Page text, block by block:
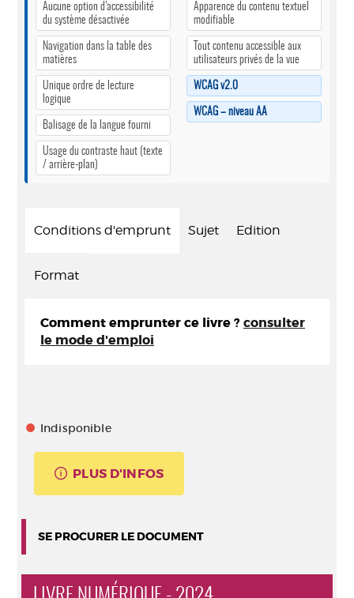
Aucune option d’accessibilité
du système désactivée
Navigation dans la table des
matières
Unique ordre de lecture
logique
Balisage de la langue fourni
Usage du contraste haut (texte
/ arrière-plan)
Apparence du contenu textuel
modifiable
Tout contenu accessible aux
utilisateurs privés de la vue
WCAG v2.0
WCAG – niveau AA
Conditions d'emprunt Sujet Edition
Format
Comment emprunter ce livre ? consulter
le mode d'emploi
Indisponible
PLUS D'INFOS
SE PROCURER LE DOCUMENT